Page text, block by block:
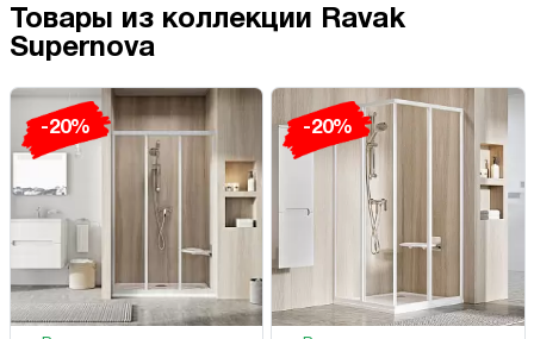
Товары из коллекции Ravak
Supernova
-20% -20%